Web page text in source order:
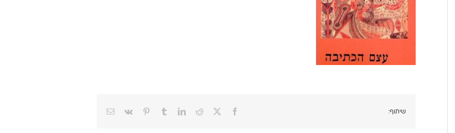
שיתוף: Facebook
X
Reddit
LinkedIn
Tumblr
Pinterest
Vk
Email